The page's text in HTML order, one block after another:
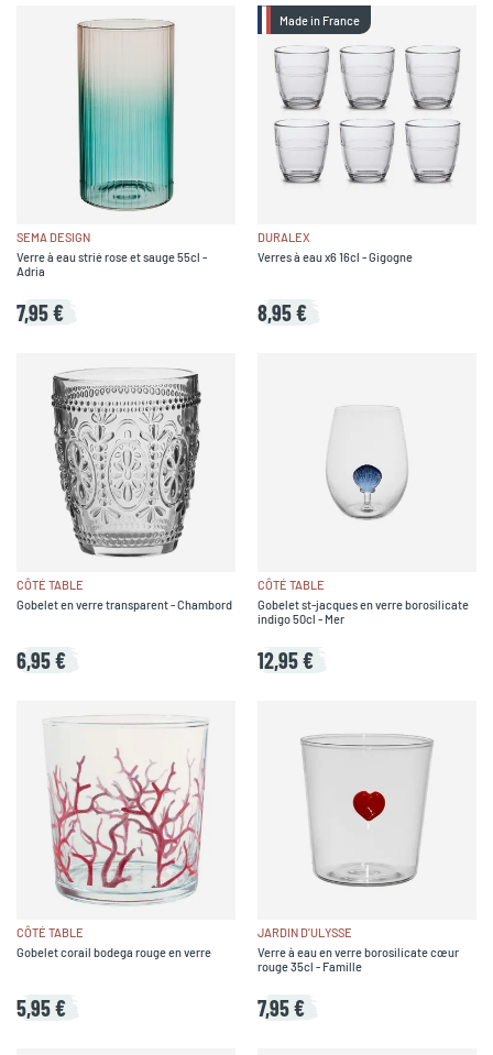
SEMA DESIGN
Verre à eau strié rose et sauge 55cl -
Adria
7,95 €
Made in France
DURALEX
Verres à eau x6 16cl - Gigogne
8,95 €
CÔTÉ TABLE
Gobelet en verre transparent - Chambord
6,95 €
CÔTÉ TABLE
Gobelet st-jacques en verre borosilicate
indigo 50cl - Mer
12,95 €
CÔTÉ TABLE
Gobelet corail bodega rouge en verre
5,95 €
JARDIN D'ULYSSE
Verre à eau en verre borosilicate cœur
rouge 35cl - Famille
7,95 €